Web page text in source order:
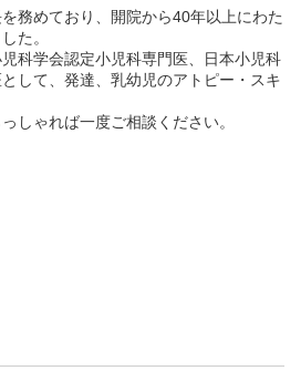
務めており、開院から40年以上にわた
た。
科学会認定小児科専門医、日本小児科
して、発達、乳幼児のアトピー・スキ
しゃれば一度ご相談ください。